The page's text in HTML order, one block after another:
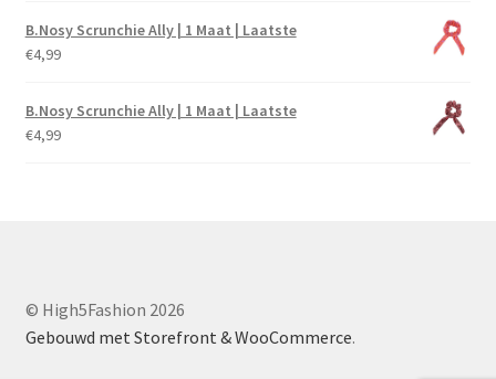
B.Nosy Scrunchie Ally | 1 Maat | Laatste
€4,99
B.Nosy Scrunchie Ally | 1 Maat | Laatste
€4,99
© High5Fashion 2026
Gebouwd met Storefront & WooCommerce.